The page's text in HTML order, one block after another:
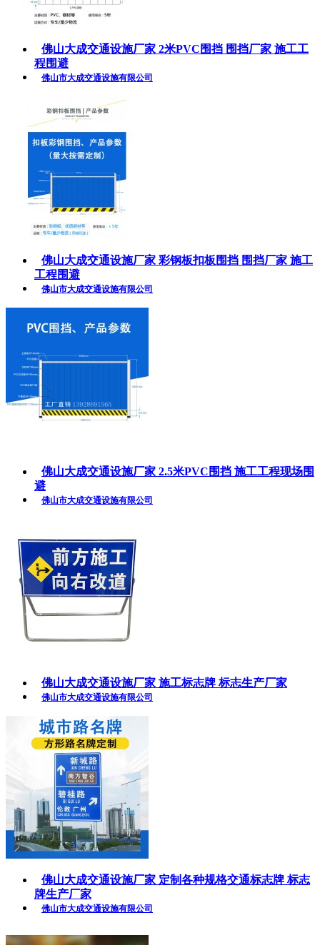
佛山大成交通设施厂家 2米PVC围挡 围挡厂家 施工工
程围避
佛山市大成交通设施有限公司
佛山大成交通设施厂家 彩钢板扣板围挡 围挡厂家 施工
工程围避
佛山市大成交通设施有限公司
佛山大成交通设施厂家 2.5米PVC围挡 施工工程现场围
避
佛山市大成交通设施有限公司
佛山大成交通设施厂家 施工标志牌 标志生产厂家
佛山市大成交通设施有限公司
佛山大成交通设施厂家 定制各种规格交通标志牌 标志
牌生产厂家
佛山市大成交通设施有限公司